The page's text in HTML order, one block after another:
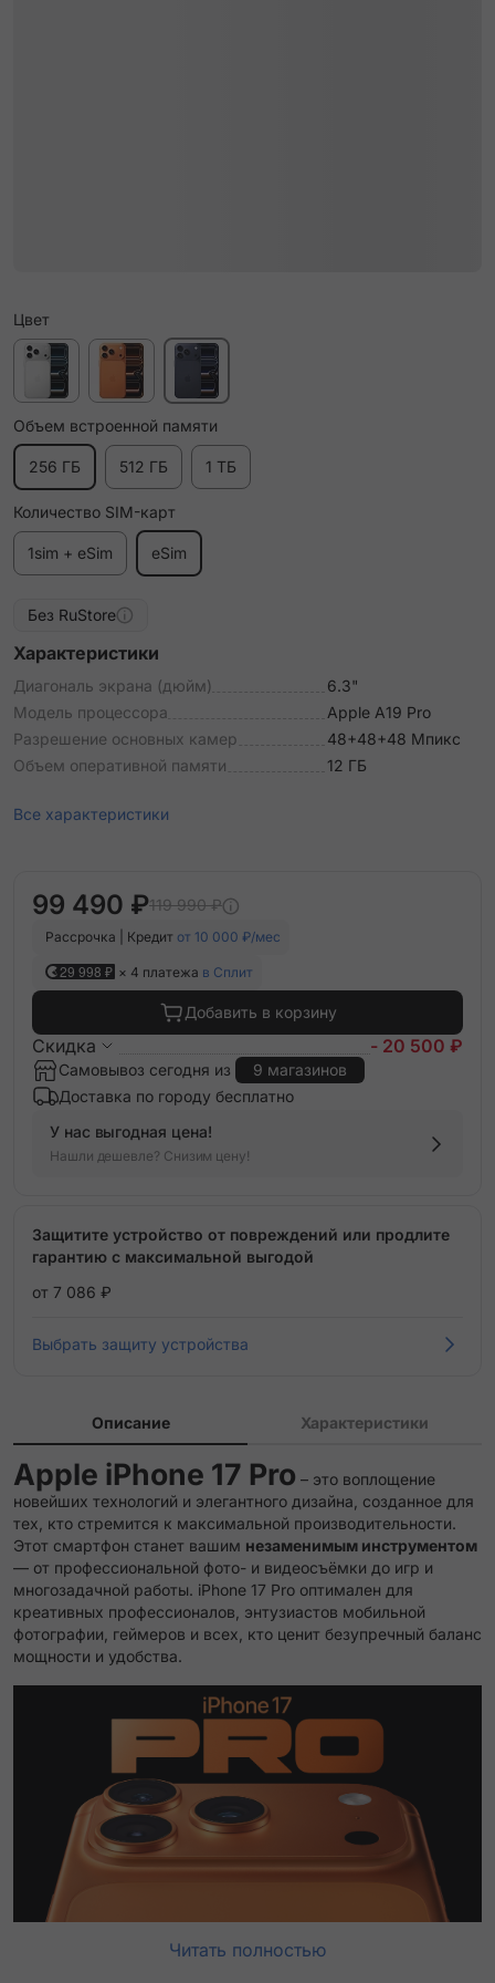
Цвет
Объем встроенной памяти
256 ГБ 512 ГБ 1 ТБ
Количество SIM-карт
1sim + eSim eSim
Без RuStore
Характеристики
Диагональ экрана (дюйм)
6.3"
Модель процессора
Apple A19 Pro
Разрешение основных камер
48+48+48 Мпикс
Объем оперативной памяти
12 ГБ
Все характеристики
99 490 ₽119 990 ₽
Рассрочка | Кредит от 10 000 ₽/мес
29 998 ₽ × 4 платежа в Сплит
Добавить в корзину
Скидка - 20 500 ₽
Самовывоз сегодня из
9 магазинов
Доставка по городу бесплатно
У нас выгодная цена!
Нашли дешевле? Снизим цену!
Защитите устройство от повреждений или продлите
гарантию с максимальной выгодой
от 7 086 ₽
Выбрать защиту устройства
Описание Характеристики
Apple iPhone 17 Pro – это воплощение
новейших технологий и элегантного дизайна, созданное для
тех, кто стремится к максимальной производительности.
Этот смартфон станет вашим незаменимым инструментом
— от профессиональной фото- и видеосъёмки до игр и
многозадачной работы. iPhone 17 Pro оптимален для
креативных профессионалов, энтузиастов мобильной
фотографии, геймеров и всех, кто ценит безупречный баланс
мощности и удобства.
Читать полностью